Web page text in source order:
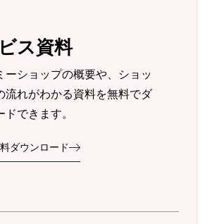
ス資料
ーショップの概要や、ショッ
流れがわかる資料を無料でダ
ドできます。
ダウンロード